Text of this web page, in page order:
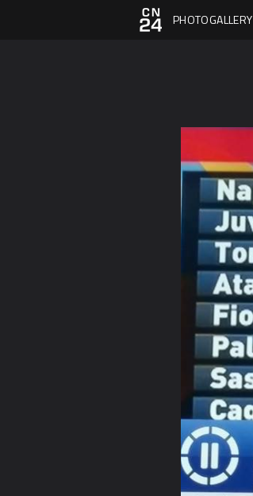
PHOTOGALLERY